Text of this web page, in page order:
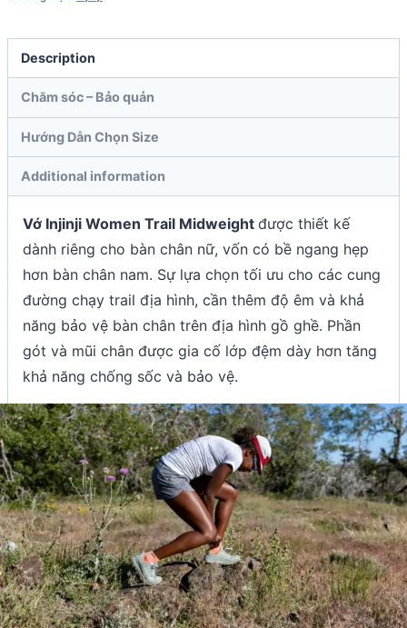
Description
Chăm sóc – Bảo quản
Hướng Dẫn Chọn Size
Additional information
Vớ Injinji Women Trail Midweight được thiết kế
dành riêng cho bàn chân nữ, vốn có bề ngang hẹp
hơn bàn chân nam. Sự lựa chọn tối ưu cho các cung
đường chạy trail địa hình, cần thêm độ êm và khả
năng bảo vệ bàn chân trên địa hình gồ ghề. Phần
gót và mũi chân được gia cố lớp đệm dày hơn tăng
khả năng chống sốc và bảo vệ.